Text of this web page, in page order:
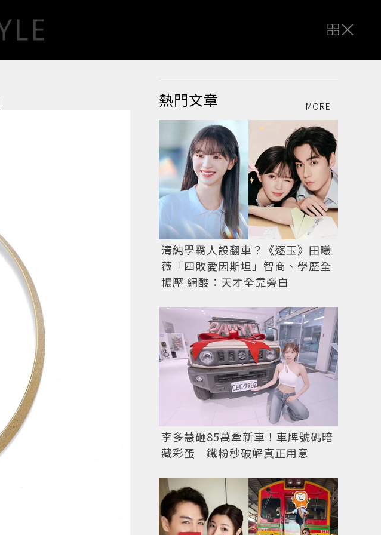
手環NT490。圖／MANGO提供
熱門文章 MORE
清純學霸人設翻車？《逐玉》田曦
薇「四敗愛因斯坦」智商、學歷全
輾壓 網酸：天才全靠旁白
李多慧砸85萬牽新車！車牌號碼暗
藏彩蛋 鐵粉秒破解真正用意